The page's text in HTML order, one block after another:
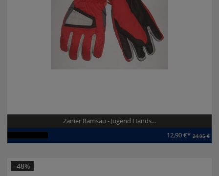
Zanier Ramsau - Jugend Hands...
Artikel-ID: 111769
12,90 €* 24,95 €
-48%